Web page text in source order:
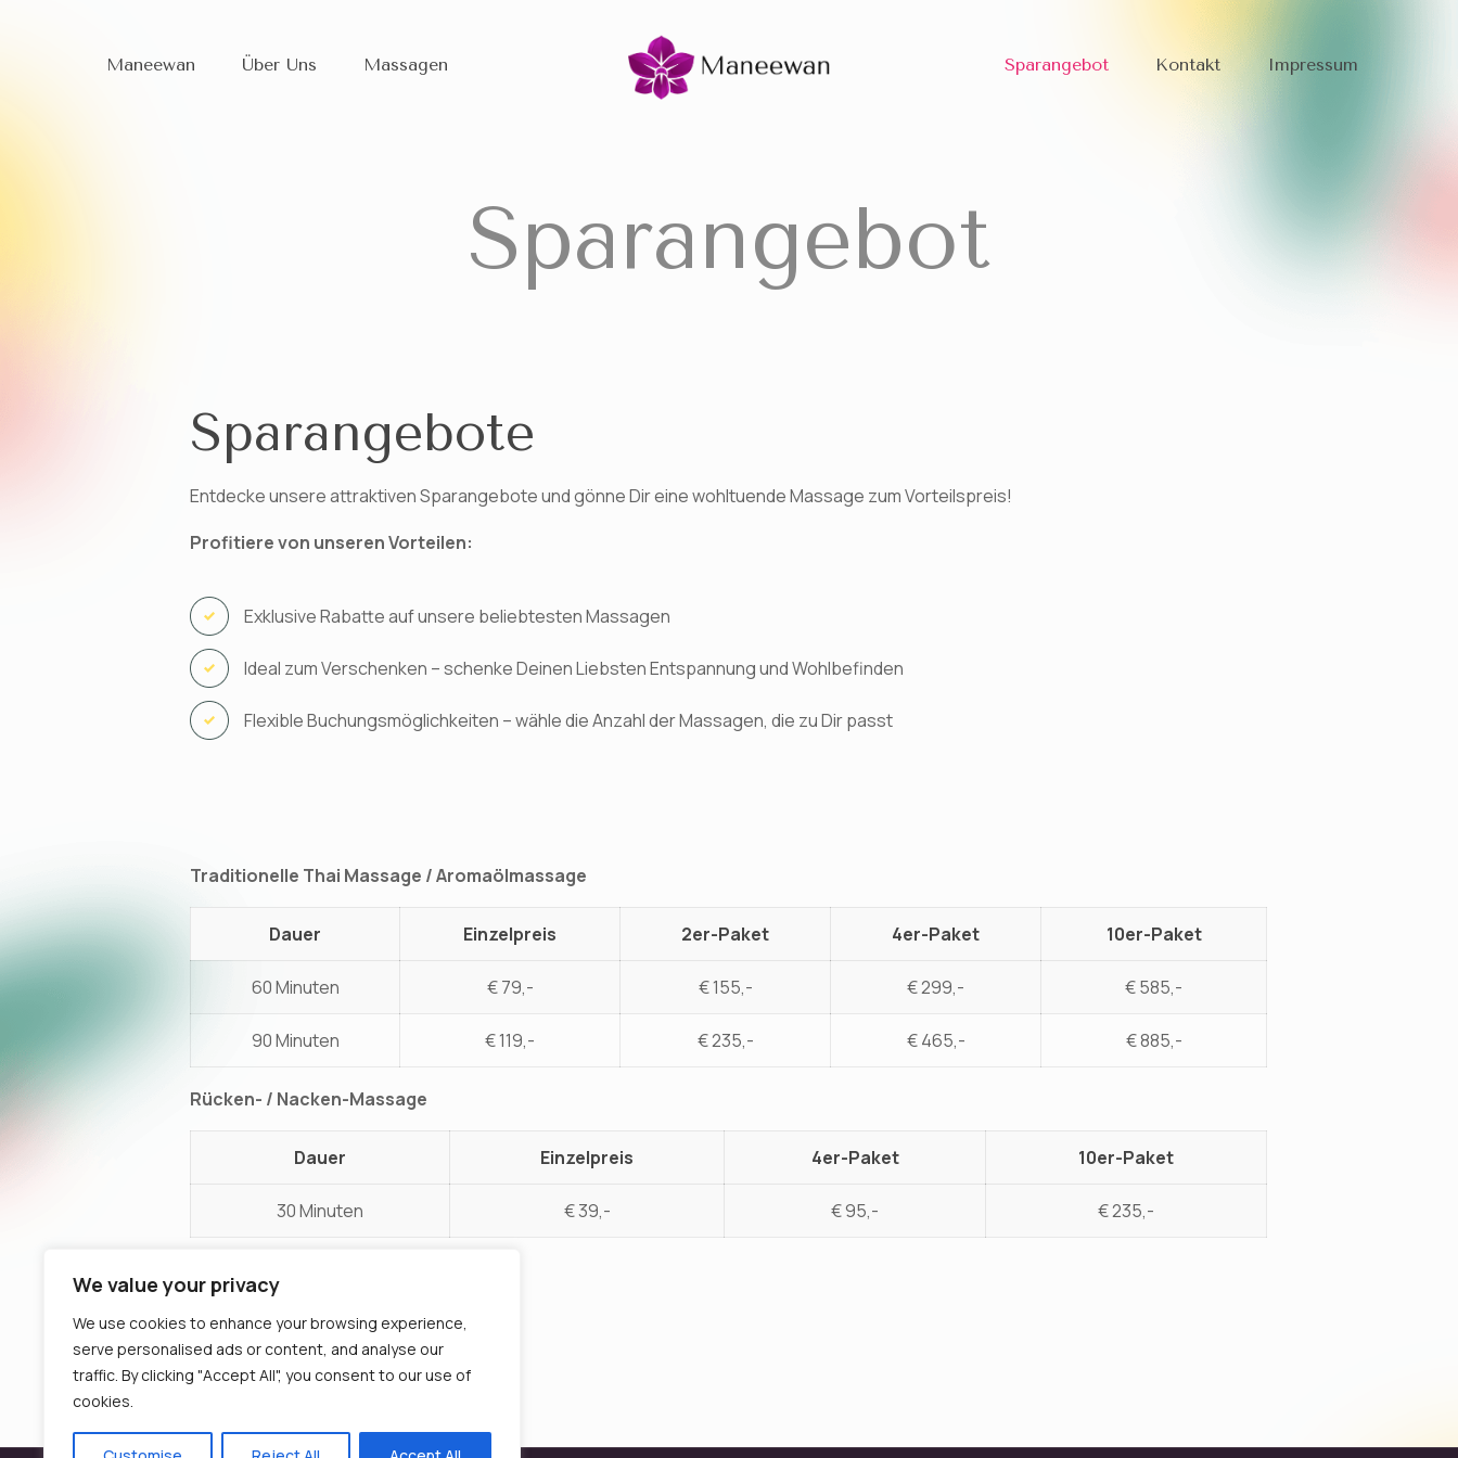
We value your privacy
We use cookies to enhance your browsing experience,
serve personalised ads or content, and analyse our
traffic. By clicking "Accept All", you consent to our use of
cookies.
Maneewan Über Uns Massagen Sparangebot Kontakt Impressum
Sparangebot
Sparangebote
Entdecke unsere attraktiven Sparangebote und gönne Dir eine wohltuende Massage zum Vorteilspreis!
Profitiere von unseren Vorteilen:
Exklusive Rabatte auf unsere beliebtesten Massagen
Ideal zum Verschenken – schenke Deinen Liebsten Entspannung und Wohlbefinden
Flexible Buchungsmöglichkeiten – wähle die Anzahl der Massagen, die zu Dir passt
Traditionelle Thai Massage / Aromaölmassage
Dauer Einzelpreis 2er-Paket 4er-Paket 10er-Paket
60 Minuten € 79,- € 155,- € 299,- € 585,-
90 Minuten € 119,- € 235,- € 465,- € 885,-
Rücken- / Nacken-Massage
Dauer Einzelpreis 4er-Paket 10er-Paket
30 Minuten € 39,- € 95,- € 235,-